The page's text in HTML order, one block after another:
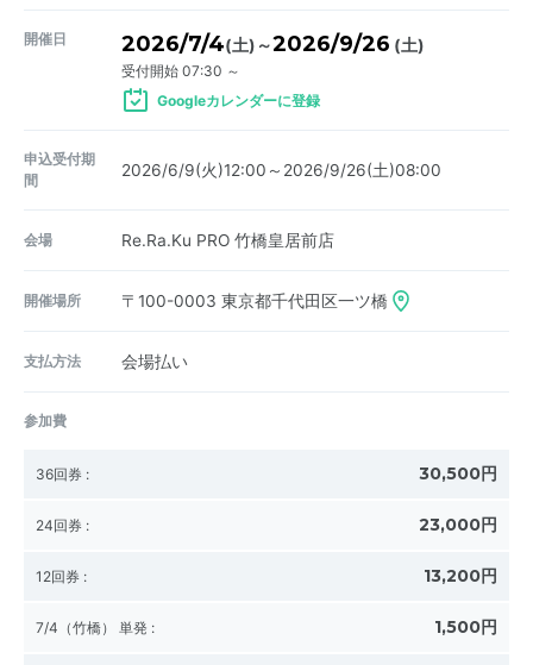
開催日 2026/7/4(土) ～2026/9/26 (土)
受付開始 07:30 ～
Googleカレンダーに登録
申込受付期
間
2026/6/9(火)12:00～2026/9/26(土)08:00
会場 Re.Ra.Ku PRO 竹橋皇居前店
開催場所 〒100-0003 東京都千代田区一ツ橋
支払方法 会場払い
参加費
36回券 : 30,500円
24回券 : 23,000円
12回券 : 13,200円
7/4（竹橋） 単発 : 1,500円